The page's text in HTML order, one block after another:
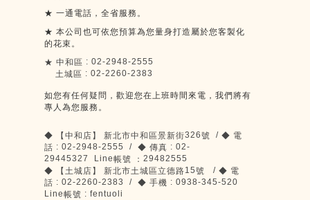
★ 一通電話，全省服務。
★ 本公司也可依您預算為您量身打造屬於您客製化
的花束。
★ 中和區 : 02-2948-2555
土城區 : 02-2260-2383
如您有任何疑問，歡迎您在上班時間來電，我們將有
專人為您服務。
◆ 【中和店】 新北市中和區景新街326號 / ◆ 電
話 : 02-2948-2555 / ◆ 傳真 : 02-
29445327 Line帳號 ： 29482555
◆
【土城店】 新北市土城區立德路15號 / ◆ 電
話 : 02-2260-2383 / ◆ 手機 : 0938-345-520
Line帳號 : fentuoli